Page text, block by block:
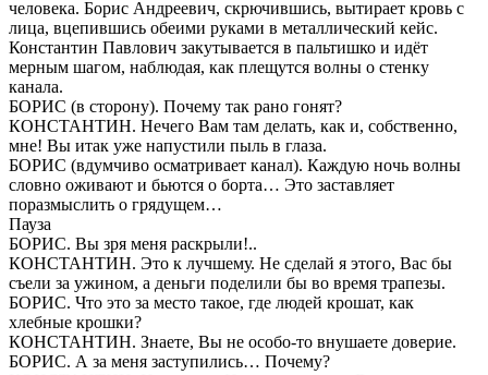
человека. Борис Андреевич, скрючившись, вытирает кровь с
лица, вцепившись обеими руками в металлический кейс.
Константин Павлович закутывается в пальтишко и идёт
мерным шагом, наблюдая, как плещутся волны о стенку
канала.
БОРИС (в сторону). Почему так рано гонят?
КОНСТАНТИН. Нечего Вам там делать, как и, собственно,
мне! Вы итак уже напустили пыль в глаза.
БОРИС (вдумчиво осматривает канал). Каждую ночь волны
словно оживают и бьются о борта… Это заставляет
поразмыслить о грядущем…
Пауза
БОРИС. Вы зря меня раскрыли!..
КОНСТАНТИН. Это к лучшему. Не сделай я этого, Вас бы
съели за ужином, а деньги поделили бы во время трапезы.
БОРИС. Что это за место такое, где людей крошат, как
хлебные крошки?
КОНСТАНТИН. Знаете, Вы не особо-то внушаете доверие.
БОРИС. А за меня заступились… Почему?